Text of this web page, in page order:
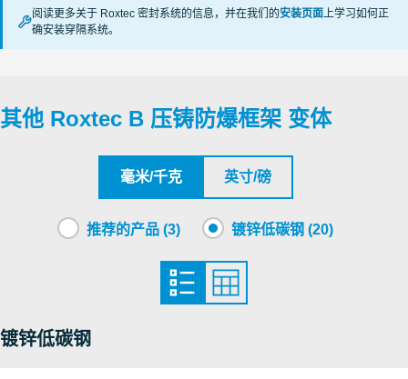
CSA
CSA
Roxtec International AB
Nemko
Nemko
FRAMES Ex (en)
阅读更多关于 Roxtec 密封系统的信息，并在我们的安装页面上学习如何正
确安装穿隔系统。
其他 Roxtec B 压铸防爆框架 变体
毫米/千克 英寸/磅
推荐的产品 (3) 镀锌低碳钢 (20)
镀锌低碳钢